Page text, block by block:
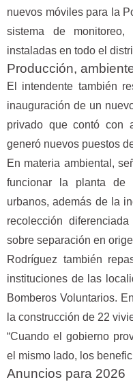
nuevos móviles para la
sistema de
instaladas en todo el
Producción,
El intendente también
inauguración de un
privado que contó con
generó nuevos puestos
En materia ambiental,
funcionar la planta de
urbanos, además de la
recolección
sobre separación en
Rodríguez también
instituciones de las
Bomberos Voluntarios.
la construcción de 22
“Cuando el gobierno
el mismo lado, los
Anuncios para 2026